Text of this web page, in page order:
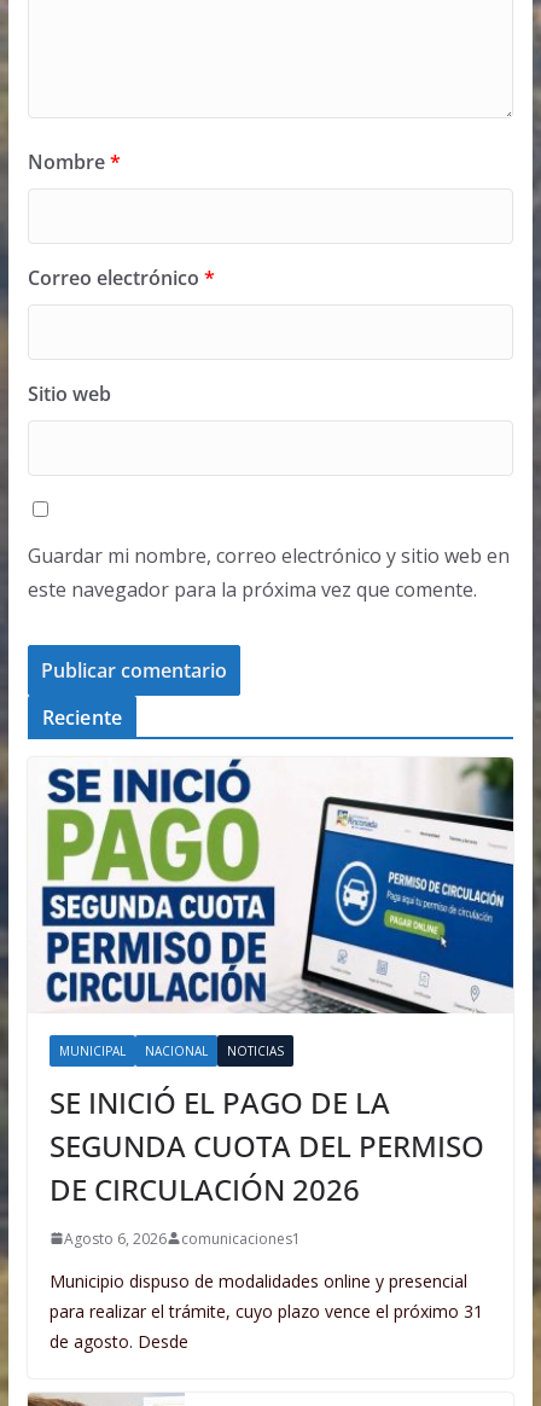
Nombre*
Correo electrónico *
Sitio web
Guardar mi nombre, correo electrónico y sitio web en
este navegador para la próxima vez que comente.
Reciente
MUNICIPAL NACIONAL NOTICIAS
SE INICIÓ EL PAGO DE LA
SEGUNDA CUOTA DEL PERMISO
DE CIRCULACIÓN 2026
Agosto 6, 2026 comunicaciones1
Municipio dispuso de modalidades online y presencial
para realizar el trámite, cuyo plazo vence el próximo 31
de agosto. Desde